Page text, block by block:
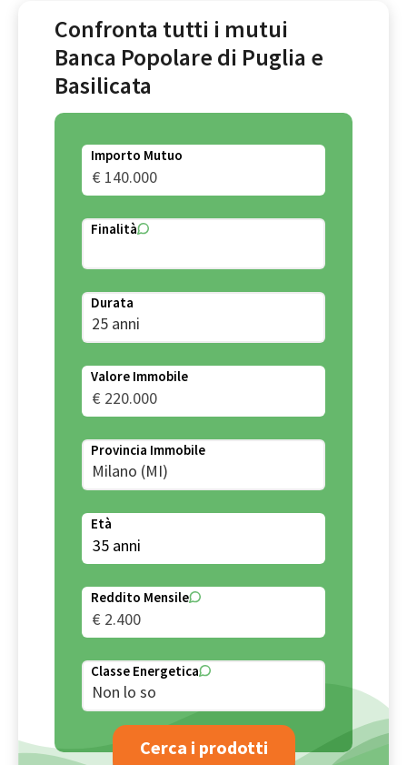
Confronta tutti i mutui
Banca Popolare di Puglia e
Basilicata
Importo Mutuo
Finalità
Durata
25 anni
Valore Immobile
Provincia Immobile
Milano (MI)
Età
Reddito Mensile
Classe Energetica
Non lo so
Cerca i prodotti